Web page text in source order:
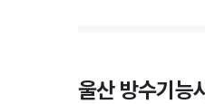
울산 방수기능